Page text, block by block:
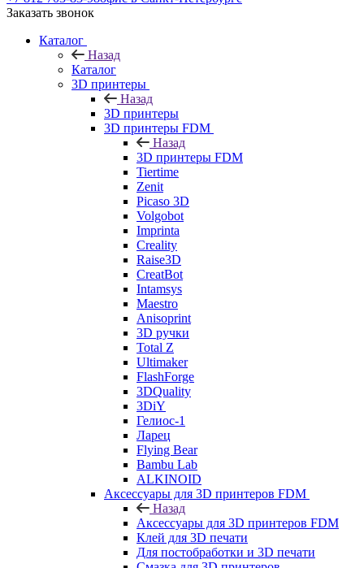
Заказать звонок
Каталог
Назад
Каталог
3D принтеры
Назад
3D принтеры
3D принтеры FDM
Назад
3D принтеры FDM
Tiertime
Zenit
Picaso 3D
Volgobot
Imprinta
Creality
Raise3D
CreatBot
Intamsys
Maestro
Anisoprint
3D ручки
Total Z
Ultimaker
FlashForge
3DQuality
3DiY
Гелиос-1
Ларец
Flying Bear
Bambu Lab
ALKINOID
Аксессуары для 3D принтеров FDM
Назад
Аксессуары для 3D принтеров FDM
Клей для 3D печати
Для постобработки и 3D печати